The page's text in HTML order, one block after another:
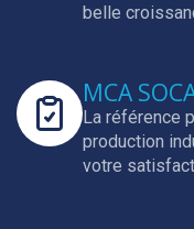
belle
MCA
La référence
production
votre